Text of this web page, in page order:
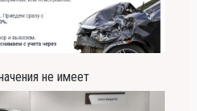
не имеет